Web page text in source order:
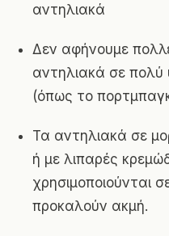
αντηλιακά
Δεν αφήνουμε
αντηλιακά σε πολύ
(όπως το
Τα αντηλιακά σε
ή με λιπαρές
χρησιμοποιούνται
προκαλούν ακμή.